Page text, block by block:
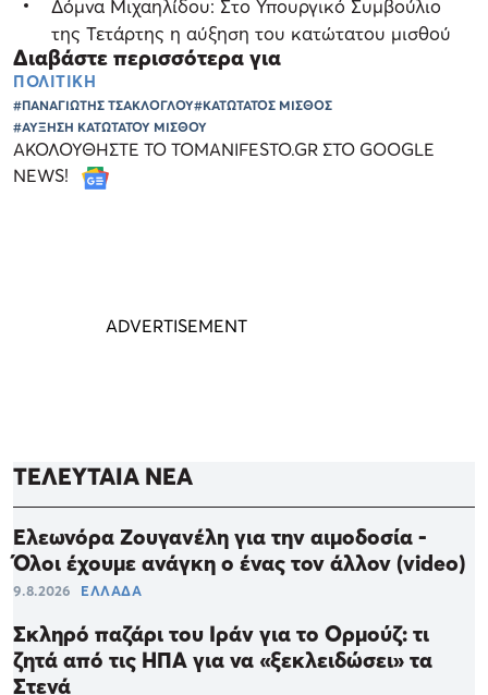
Δόμνα Μιχαηλίδου: Στο Υπουργικό Συμβούλιο
της Τετάρτης η αύξηση του κατώτατου μισθού
Διαβάστε περισσότερα για
ΠΟΛΙΤΙΚΗ
#ΠΑΝΑΓΙΩΤΗΣ ΤΣΑΚΛΟΓΛΟΥ#ΚΑΤΩΤΑΤΟΣ ΜΙΣΘΟΣ
#ΑΥΞΗΣΗ ΚΑΤΩΤΑΤΟΥ ΜΙΣΘΟΥ
ΑΚΟΛΟΥΘΗΣΤΕ ΤΟ TOMANIFESTO.GR ΣΤΟ GOOGLE
NEWS!
ΤΕΛΕΥΤΑΙΑ ΝΕΑ
Ελεωνόρα Ζουγανέλη για την αιμοδοσία -
Όλοι έχουμε ανάγκη ο ένας τον άλλον (video)
9.8.2026 ΕΛΛΑΔΑ
Σκληρό παζάρι του Ιράν για το Ορμούζ: τι
ζητά από τις ΗΠΑ για να «ξεκλειδώσει» τα
Στενά